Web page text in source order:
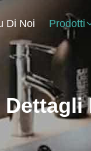
Di Noi Prodotti
Dettagli